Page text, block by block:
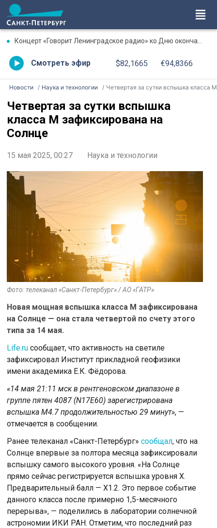
Концерт «Говорит Ленинградское радио» ко Дню окончания Ленинградской битвы. Онлайн-трансляция
Смотреть эфир $82,1665 €94,8366
Новости Наука и технологии Четвертая за сутки вспышка класса М зафиксирована на Солнце
Четвертая за сутки вспышка
класса М зафиксирована на
Солнце
15 мая 2025, 00:27 Наука и технологии
Фото: телеканал «Санкт-Петербург» / АО «ГАТР»
Новая мощная вспышка класса M зафиксирована
на Солнце — она стала четвертой по счету этого
типа за 14 мая.
Life.ru сообщает, что активность на светиле
зафиксировал Институт прикладной геофизики
имени академика Е.К. Фёдорова.
«14 мая 21:11 мск в рентгеновском диапазоне в
группе пятен 4087 (N17E60) зарегистрирована
вспышка M4.7 продолжительностью 29 минут», —
отмечается в сообщении.
Ранее телеканал «Санкт-Петербург» сообщал, что на
Солнце впервые за полтора месяца зафиксировали
вспышку самого высокого уровня. «На Солнце
прямо сейчас регистрируется вспышка уровня X.
Предварительный балл — X1.2. Это первое событие
данного класса после примерно 1,5-месячного
перерыва», — поделились в лаборатории солнечной
астрономии ИКИ РАН. Отметим, что последний раз